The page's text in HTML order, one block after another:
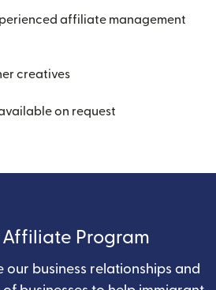
affiliate management
creatives
on request
Program
our business relationships and